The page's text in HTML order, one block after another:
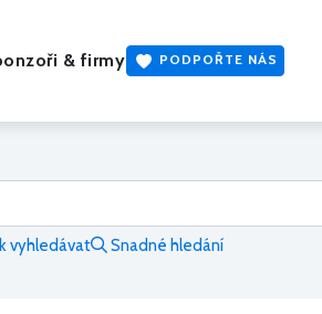
& firmy PODPOŘTE NÁS
vyhledávat Snadné hledání